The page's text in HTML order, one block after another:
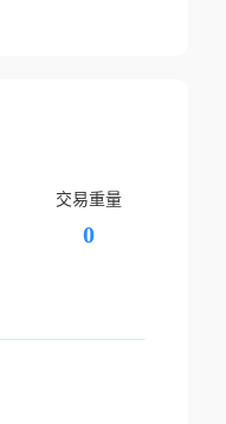
交易重量
0